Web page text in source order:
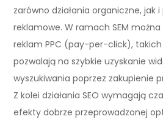
zarówno działania organiczne, jak
reklamowe. W ramach SEM
reklam PPC (pay-per-click), takich
pozwalają na szybkie uzyskanie
wyszukiwania poprzez zakupienie
Z kolei działania SEO wymagają
efekty dobrze przeprowadzonej